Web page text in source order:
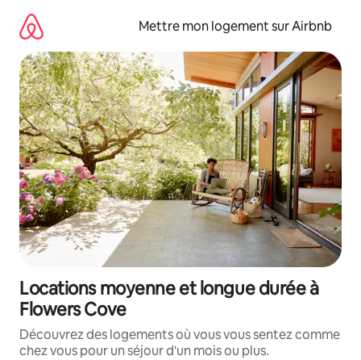
directement
contenu
Mettre mon logement sur Airbnb
Locations moyenne et longue durée à
Flowers Cove
Découvrez des logements où vous vous sentez comme
chez vous pour un séjour d'un mois ou plus.